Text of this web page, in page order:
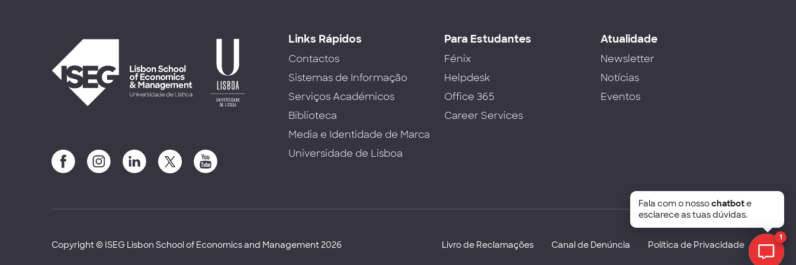
Links Rápidos
Contactos
Sistemas de Informação
Serviços Académicos
Biblioteca
Media e Identidade de Marca
Universidade de Lisboa
Para Estudantes
Fénix
Helpdesk
Office 365
Career Services
Atualidade
Newsletter
Notícias
Eventos
Copyright © ISEG Lisbon School of Economics and Management 2026 Livro de Reclamações Canal de Denúncia Política de Privacidade
1
Fala com o nossochatbote
esclarece as tuas dúvidas.